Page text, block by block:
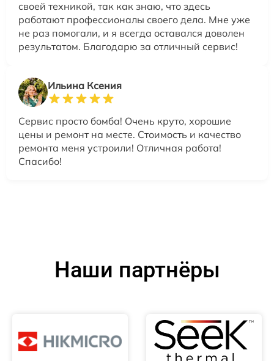
своей техникой, так как знаю, что здесь
работают профессионалы своего дела. Мне уже
не раз помогали, и я всегда оставался доволен
результатом. Благодарю за отличный сервис!
Ильина Ксения
Сервис просто бомба! Очень круто, хорошие
цены и ремонт на месте. Стоимость и качество
ремонта меня устроили! Отличная работа!
Спасибо!
Наши партнёры